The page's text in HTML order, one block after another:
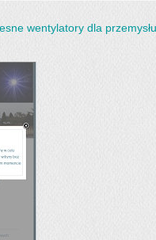
wentylatory dla przemysłu